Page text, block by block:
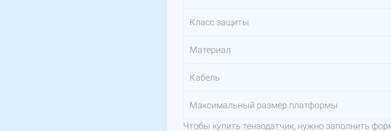
Класс защиты
Материал
Кабель
Максимальный размер платформы
Чтобы купить тензодатчик, нужно заполнить